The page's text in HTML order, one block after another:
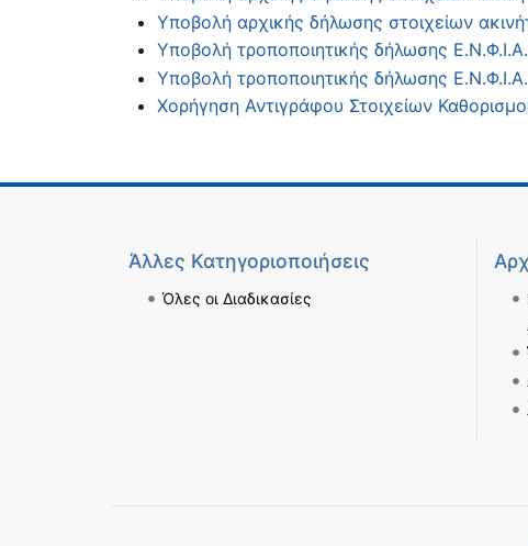
Υποβολή αρχικής δήλωσης στοιχείων
Υποβολή τροποποιητικής δήλωσης
Υποβολή τροποποιητικής δήλωσης
Χορήγηση Αντιγράφου Στοιχείων
Άλλες Κατηγοριοποιήσεις
Όλες οι Διαδικασίες